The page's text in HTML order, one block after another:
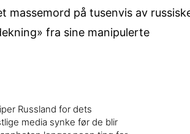
massemord på tusenvis av
fra sine manipulerte
Russland for dets
media synke før de blir